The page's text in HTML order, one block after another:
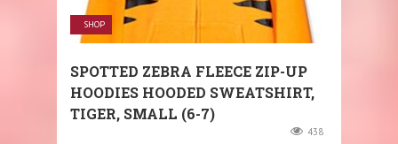
SHOP
SPOTTED ZEBRA FLEECE ZIP-UP
HOODIES HOODED SWEATSHIRT,
TIGER, SMALL (6-7)
438